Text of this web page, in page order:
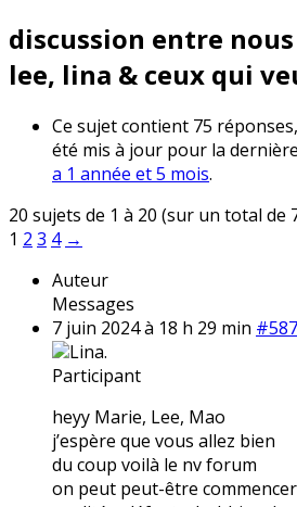
discussion entre
lee, lina & ceux qui
Ce sujet contient 75
été mis à jour pour la
a 1 année et 5 mois.
20 sujets de 1 à 20 (sur un total de
1 2 3 4 →
Auteur
Messages
7 juin 2024 à 18 h 29 min
Lina.
Participant
heyy Marie, Lee, Mao
j’espère que vous allez bien
du coup voilà le nv forum
on peut peut-être